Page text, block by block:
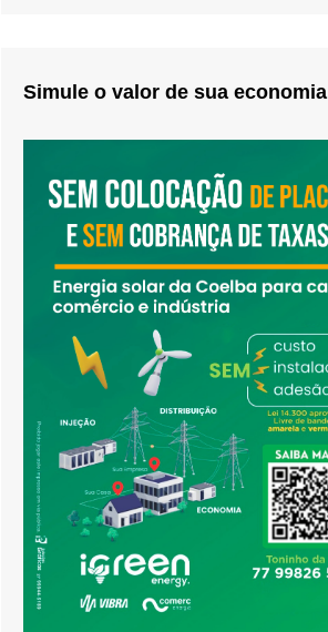
Simule o valor de sua economia